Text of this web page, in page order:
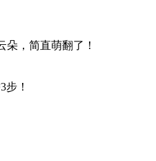
，简直萌翻了！